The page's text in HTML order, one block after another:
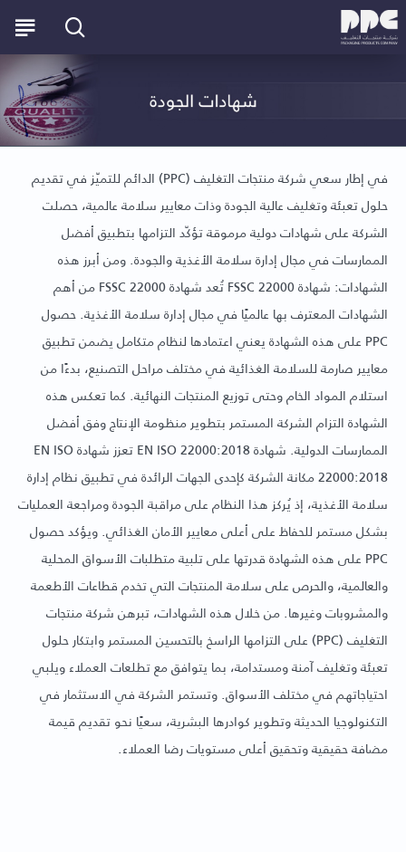
في إطار سعي شركة منتجات التغليف (PPC) الدائم للتميّز في تقديم
حلول تعبئة وتغليف عالية الجودة وذات معايير سلامة عالمية، حصلت
الشركة على شهادات دولية مرموقة تؤكّد التزامها بتطبيق أفضل
الممارسات في مجال إدارة سلامة الأغذية والجودة. ومن أبرز هذه
الشهادات: شهادة FSSC 22000 تُعد شهادة FSSC 22000 من أهم
الشهادات المعترف بها عالميًا في مجال إدارة سلامة الأغذية. حصول
PPC على هذه الشهادة يعني اعتمادها لنظام متكامل يضمن تطبيق
معايير صارمة للسلامة الغذائية في مختلف مراحل التصنيع، بدءًا من
استلام المواد الخام وحتى توزيع المنتجات النهائية. كما تعكس هذه
الشهادة التزام الشركة المستمر بتطوير منظومة الإنتاج وفق أفضل
الممارسات الدولية. شهادة EN ISO 22000:2018 تعزز شهادة EN ISO
22000:2018 مكانة الشركة كإحدى الجهات الرائدة في تطبيق نظام إدارة
سلامة الأغذية، إذ يُركز هذا النظام على مراقبة الجودة ومراجعة العمليات
بشكل مستمر للحفاظ على أعلى معايير الأمان الغذائي. ويؤكد حصول
PPC على هذه الشهادة قدرتها على تلبية متطلبات الأسواق المحلية
والعالمية، والحرص على سلامة المنتجات التي تخدم قطاعات الأطعمة
والمشروبات وغيرها. من خلال هذه الشهادات، تبرهن شركة منتجات
التغليف (PPC) على التزامها الراسخ بالتحسين المستمر وابتكار حلول
تعبئة وتغليف آمنة ومستدامة، بما يتوافق مع تطلعات العملاء ويلبي
احتياجاتهم في مختلف الأسواق. وتستمر الشركة في الاستثمار في
التكنولوجيا الحديثة وتطوير كوادرها البشرية، سعيًا نحو تقديم قيمة
مضافة حقيقية وتحقيق أعلى مستويات رضا العملاء.